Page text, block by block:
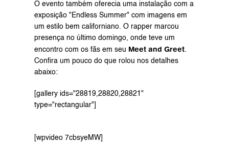
O evento também oferecia uma instalação com a
exposição "Endless Summer" com imagens em
um estilo bem californiano. O rapper marcou
presença no último domingo, onde teve um
encontro com os fãs em seu Meet and Greet.
Confira um pouco do que rolou nos detalhes
abaixo:
[gallery ids="28819,28820,28821"
type="rectangular"]
[wpvideo 7cbsyeMW]